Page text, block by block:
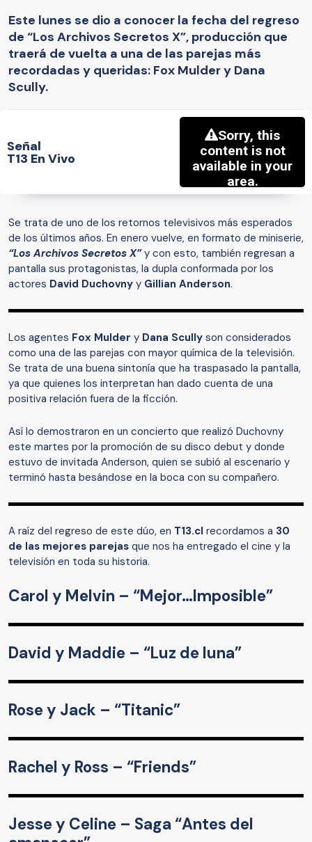
Este lunes se dio a conocer la fecha del regreso
de “Los Archivos Secretos X”, producción que
traerá de vuelta a una de las parejas más
recordadas y queridas: Fox Mulder y Dana
Scully.
Señal
T13 En Vivo
Se trata de uno de los retornos televisivos más esperados
de los últimos años. En enero vuelve, en formato de miniserie,
“Los Archivos Secretos X”y con esto, también regresan a
pantalla sus protagonistas, la dupla conformada por los
actores David Duchovny y Gillian Anderson.
Los agentes Fox Mulder y Dana Scully son considerados
como una de las parejas con mayor química de la televisión.
Se trata de una buena sintonía que ha traspasado la pantalla,
ya que quienes los interpretan han dado cuenta de una
positiva relación fuera de la ficción.
Así lo demostraron en un concierto que realizó Duchovny
este martes por la promoción de su disco debut y donde
estuvo de invitada Anderson, quien se subió al escenario y
terminó hasta besándose en la boca con su compañero.
A raíz del regreso de este dúo, en T13.cl recordamos a 30
de las mejores parejas que nos ha entregado el cine y la
televisión en toda su historia.
Carol y Melvin – “Mejor…Imposible”
David y Maddie – “Luz de luna”
Rose y Jack – “Titanic”
Rachel y Ross – “Friends”
Jesse y Celine – Saga “Antes del